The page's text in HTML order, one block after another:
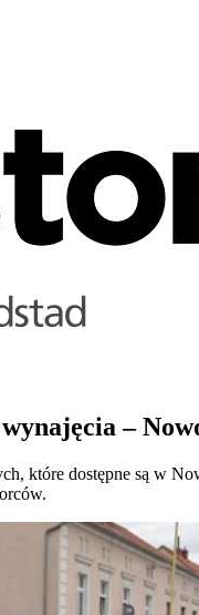
–
które dostępne są w